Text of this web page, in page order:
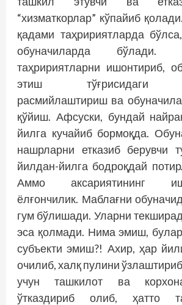
“хизматкорлар” кўпайиб
қадами таҳририятларда
обуначиларда
таҳририятларни ишонтириб,
этиш тўғрисидаги
расмийлаштириш ва
қўйиш. Афсуски, бундай
йилга кучайиб бормоқда.
нашрларни етказиб берувчи
йилдан-йилга бодроқдай
Аммо аксариятининг
ёлғончилик. Маблағни
гум бўлишади. Уларни
эса қолмади. Нима эмиш,
субъекти эмиш?! Ахир, ҳар
очилиб, халқ пулини
учун ташкилот ва
ўтказдириб олиб, ҳатто